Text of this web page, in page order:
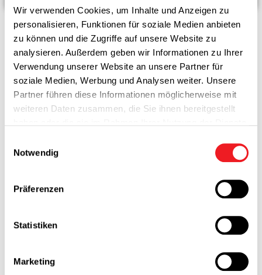
Wir verwenden Cookies, um Inhalte und Anzeigen zu
personalisieren, Funktionen für soziale Medien anbieten
zu können und die Zugriffe auf unsere Website zu
analysieren. Außerdem geben wir Informationen zu Ihrer
Verwendung unserer Website an unsere Partner für
soziale Medien, Werbung und Analysen weiter. Unsere
Partner führen diese Informationen möglicherweise mit
weiteren Daten zusammen, die Sie ihnen bereitgestellt
Notwendig
Präferenzen
Statistiken
Marketing
Möchtest du uns als Sponsor
oder Partner unterstützen?
Wir freuen uns auf deine
Firma